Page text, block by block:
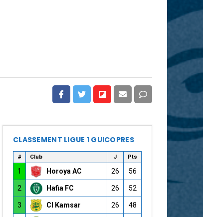
CLASSEMENT LIGUE 1 GUICOPRES
# Club J Pts
1 Horoya AC 26 56
2 Hafia FC 26 52
3 CI Kamsar 26 48